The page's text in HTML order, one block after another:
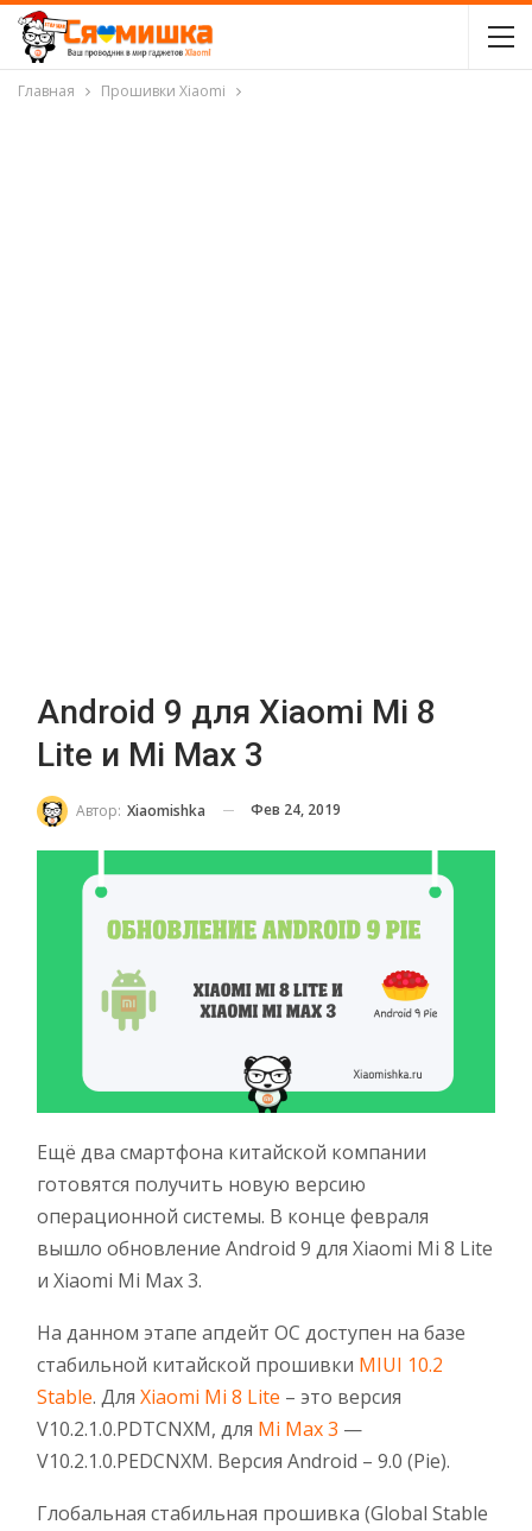
Главная Прошивки Xiaomi
Android 9 для Xiaomi Mi 8
Lite и Mi Max 3
Автор: Xiaomishka Фев 24, 2019
Ещё два смартфона китайской компании
готовятся получить новую версию
операционной системы. В конце февраля
вышло обновление Android 9 для Xiaomi Mi 8 Lite
и Xiaomi Mi Max 3.
На данном этапе апдейт ОС доступен на базе
стабильной китайской прошивки MIUI 10.2
Stable. Для Xiaomi Mi 8 Lite – это версия
V10.2.1.0.PDTCNXM, для Mi Max 3 —
V10.2.1.0.PEDCNXM. Версия Android – 9.0 (Pie).
Глобальная стабильная прошивка (Global Stable